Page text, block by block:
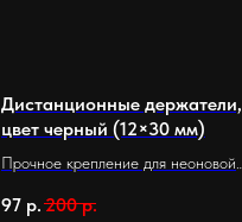
Дистанционные держатели,
цвет черный (12×30 мм)
Прочное крепление для неоновой
97 р. 200 р.